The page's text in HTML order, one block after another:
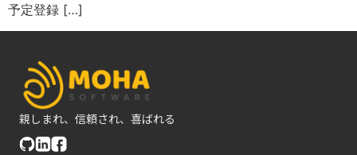
予定登録 […]
親しまれ、信頼され、喜ばれる